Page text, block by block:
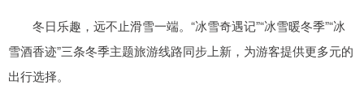
冬日乐趣，远不止滑雪一端。“冰雪奇遇记”“冰雪暖冬季”“冰
雪酒香迹”三条冬季主题旅游线路同步上新，为游客提供更多元的
出行选择。